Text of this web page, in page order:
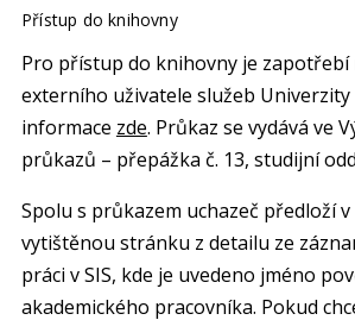
Přístup do knihovny
Pro přístup do knihovny je zapotřebí
externího uživatele služeb Univerzity
informace zde. Průkaz se vydává ve
průkazů – přepážka č. 13, studijní
Spolu s průkazem uchazeč předloží
vytištěnou stránku z detailu ze
práci v SIS, kde je uvedeno jméno
akademického pracovníka. Pokud